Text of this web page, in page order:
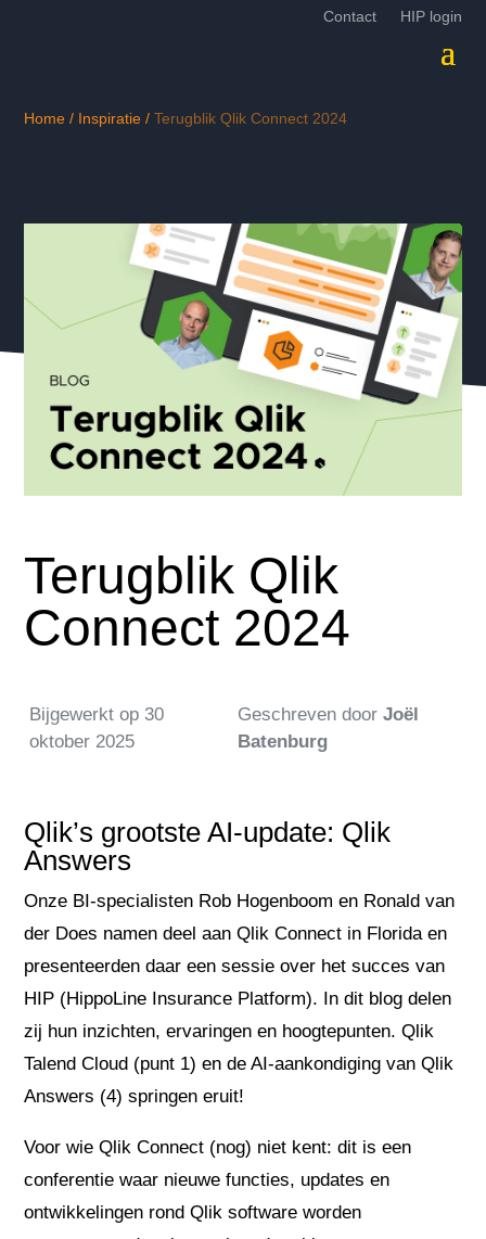
Contact HIP login
Home / Inspiratie /Terugblik Qlik Connect 2024
Terugblik Qlik
Connect 2024
Bijgewerkt op 30
oktober 2025
Geschreven door Joël
Batenburg
Qlik’s grootste AI-update: Qlik
Answers
Onze BI-specialisten Rob Hogenboom en Ronald van
der Does namen deel aan Qlik Connect in Florida en
presenteerden daar een sessie over het succes van
HIP (HippoLine Insurance Platform). In dit blog delen
zij hun inzichten, ervaringen en hoogtepunten. Qlik
Talend Cloud (punt 1) en de AI-aankondiging van Qlik
Answers (4) springen eruit!
Voor wie Qlik Connect (nog) niet kent: dit is een
conferentie waar nieuwe functies, updates en
ontwikkelingen rond Qlik software worden